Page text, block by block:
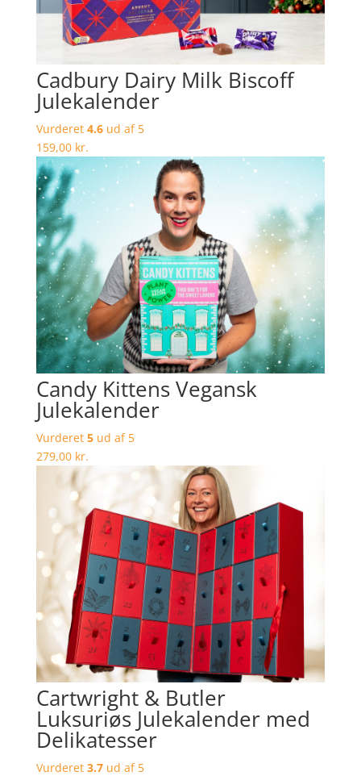
Cadbury Dairy Milk Biscoff
Julekalender
Vurderet 4.6ud af 5
159,00 kr.
Candy Kittens Vegansk
Julekalender
Vurderet 5ud af 5
279,00 kr.
Cartwright & Butler
Luksuriøs Julekalender med
Delikatesser
Vurderet 3.7ud af 5